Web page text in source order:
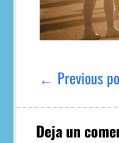
entradas
← Previous
Deja un